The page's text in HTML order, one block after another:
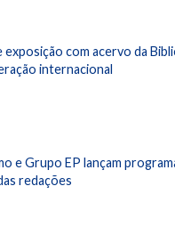
com acervo da
internacional
e Grupo EP lançam
redações